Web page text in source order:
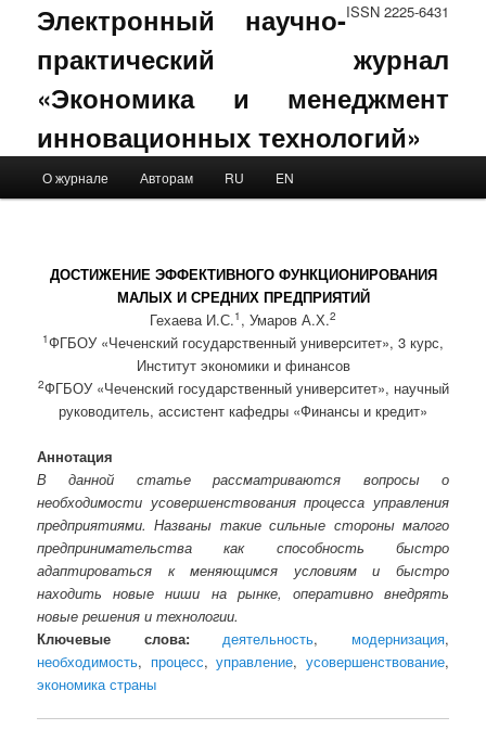
ISSN 2225-6431
Электронный научно-
практический журнал
«Экономика и менеджмент
инновационных технологий»
Skip to primary content
Skip to secondary content
О журнале Авторам RU EN
ДОСТИЖЕНИЕ ЭФФЕКТИВНОГО ФУНКЦИОНИРОВАНИЯ
МАЛЫХ И СРЕДНИХ ПРЕДПРИЯТИЙ
Гехаева И.С.1 , Умаров А.Х.2
1ФГБОУ «Чеченский государственный университет», 3 курс,
Институт экономики и финансов
2ФГБОУ «Чеченский государственный университет», научный
руководитель, ассистент кафедры «Финансы и кредит»
Аннотация
В данной статье рассматриваются вопросы о
необходимости усовершенствования процесса управления
предприятиями. Названы такие сильные стороны малого
предпринимательства как способность быстро
адаптироваться к меняющимся условиям и быстро
находить новые ниши на рынке, оперативно внедрять
новые решения и технологии.
Ключевые слова:
деятельность, модернизация,
необходимость, процесс,управление, усовершенствование,
экономика страны